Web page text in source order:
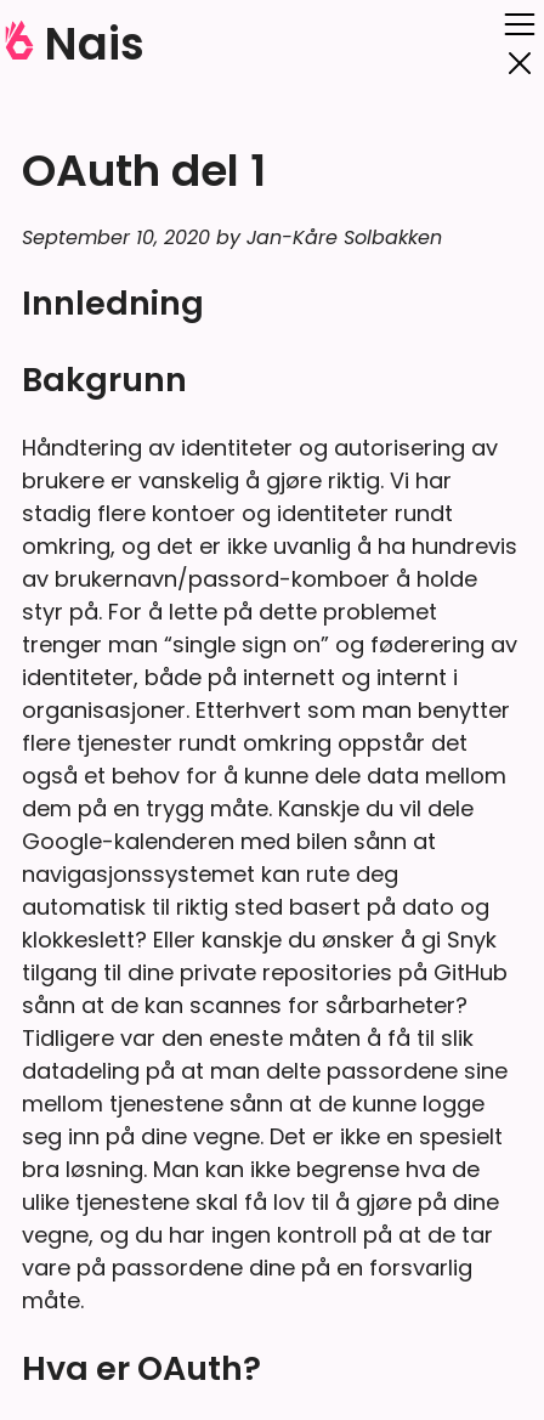
Nais
OAuth del 1
September 10, 2020 by Jan-Kåre Solbakken
Innledning
Bakgrunn
Håndtering av identiteter og autorisering av
brukere er vanskelig å gjøre riktig. Vi har
stadig flere kontoer og identiteter rundt
omkring, og det er ikke uvanlig å ha hundrevis
av brukernavn/passord-komboer å holde
styr på. For å lette på dette problemet
trenger man “single sign on” og føderering av
identiteter, både på internett og internt i
organisasjoner. Etterhvert som man benytter
flere tjenester rundt omkring oppstår det
også et behov for å kunne dele data mellom
dem på en trygg måte. Kanskje du vil dele
Google-kalenderen med bilen sånn at
navigasjonssystemet kan rute deg
automatisk til riktig sted basert på dato og
klokkeslett? Eller kanskje du ønsker å gi Snyk
tilgang til dine private repositories på GitHub
sånn at de kan scannes for sårbarheter?
Tidligere var den eneste måten å få til slik
datadeling på at man delte passordene sine
mellom tjenestene sånn at de kunne logge
seg inn på dine vegne. Det er ikke en spesielt
bra løsning. Man kan ikke begrense hva de
ulike tjenestene skal få lov til å gjøre på dine
vegne, og du har ingen kontroll på at de tar
vare på passordene dine på en forsvarlig
måte.
Hva er OAuth?